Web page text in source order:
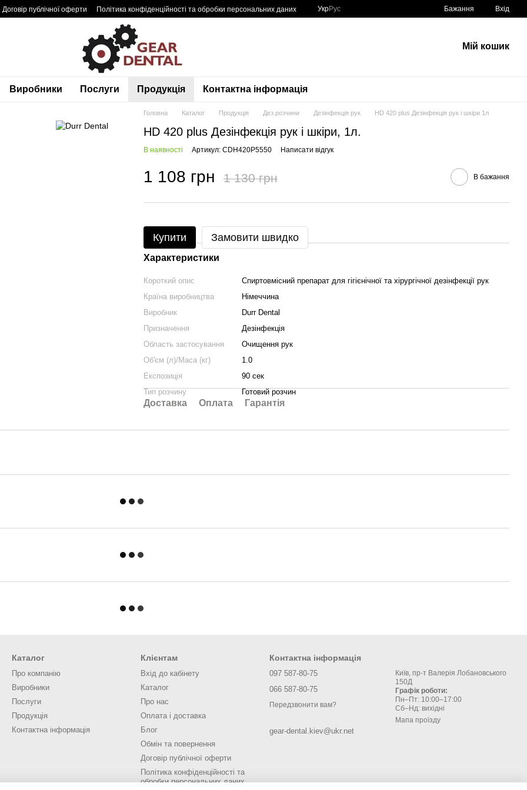
Договір публічної оферти Політика конфіденційності та обробки персональних даних УкрРус Бажання Вхід
Мій кошик
Виробники Послуги Продукція Контактна інформація
Головна Каталог Продукція Дез.розчини Дезінфекція рук HD 420 plus Дезінфекція рук і шкіри 1л
HD 420 plus Дезінфекція рук і шкіри, 1л.
В наявності Артикул: CDH420P5550 Написати відгук
1 108 грн 1 130 грн В бажання
Купити Замовити швидко
Характеристики
Короткий опис
Спиртовмісний препарат для гігієнічної та хірургічної дезінфекції рук
Країна виробництва
Німеччина
Виробник
Durr Dental
Призначення
Дезінфекція
Область застосування
Очищення рук
Об'єм (л)/Маса (кг)
1.0
Експозиція
90 сек
Тип розчину
Готовий розчин
Доставка Оплата Гарантія
Каталог
Про компанію
Виробники
Послуги
Продукція
Контактна інформація
Клієнтам
Вхід до кабінету
Каталог
Про нас
Оплата і доставка
Блог
Обмін та повернення
Договір публічної оферти
Політика конфіденційності та
обробки персональних даних
Контактна інформація
097 587-80-75
066 587-80-75
Передзвонити вам?
gear-dental.kiev@ukr.net
Київ, пр-т Валерія Лобановського
150Д
Графік роботи:
Пн–Пт: 10:00–17:00
Сб–Нд: вихідні
Мапа проїзду